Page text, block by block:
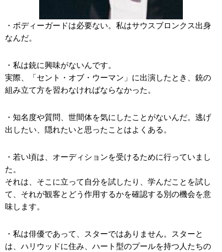
・ボディーガードは必要ない。私はサウスブロンクス出身
なんだ。
・私は銃に興味がないんです。
実際、「セント・オブ・ウーマン」に出演したとき、銃の
組み立て方を習わなければならなかった。
・知名度や質問、世間体を気にしたことがないんだ。逃げ
出したい、隠れたいと思ったことはよくある。
・若い頃は、オーディションを受けるために行っていまし
た。
それは、そこに立って自分を試したり、学んだことを試し
て、それが観客とどう作用するかを確認する別の機会を意
味します。
・私は俳優であって、スターではありません。スターと
は、ハリウッドに住み、ハート型のプールを持つ人たちの